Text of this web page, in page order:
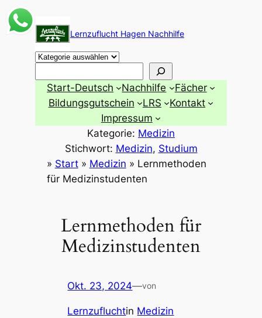
Zum
Inhalt
springen
Lernzuflucht Hagen Nachhilfe
Start-Deutsch Nachhilfe
Fächer
Bildungsgutschein
LRS
Kontakt
Impressum
Kategorie: Medizin
Stichwort: Medizin, Studium
» Start» Medizin » Lernmethoden
für Medizinstudenten
Lernmethoden für
Medizinstudenten
Okt. 23, 2024—von
Lernzufluchtin Medizin